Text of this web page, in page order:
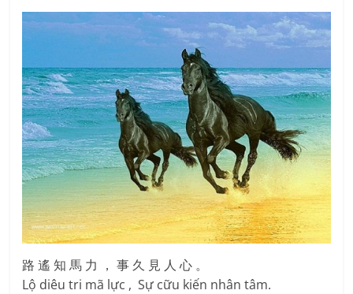
路 遙 知 馬 力 ， 事 久 見 人 心 。
Lộ diêu tri mã lực , Sự cữu kiến nhân tâm.